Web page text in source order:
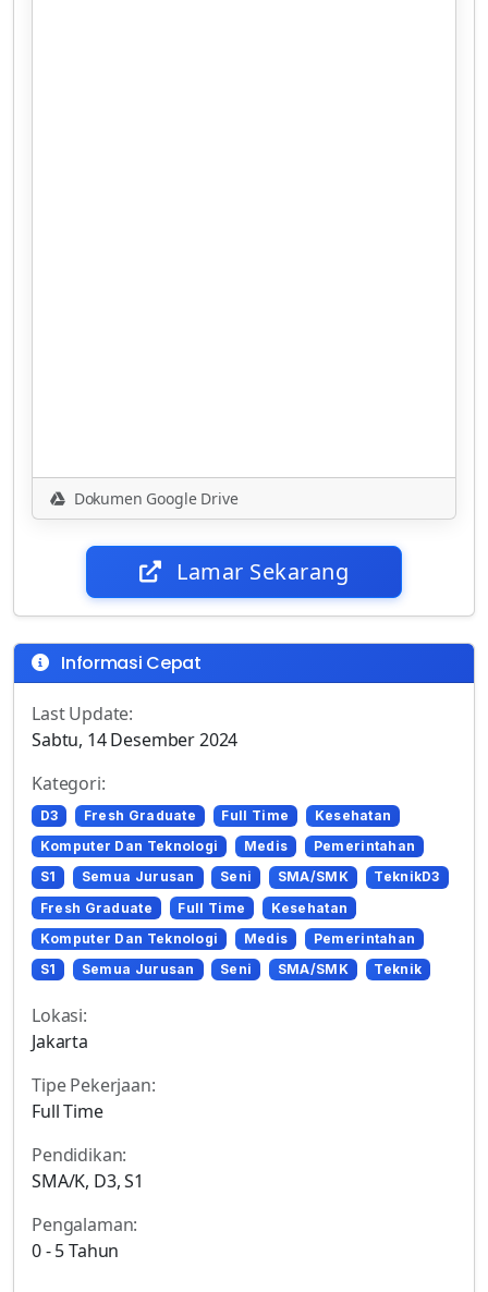
Dokumen Google Drive
Lamar Sekarang
Informasi Cepat
Last Update:
Sabtu, 14 Desember 2024
Kategori:
D3 Fresh Graduate Full Time
Kesehatan
Komputer Dan Teknologi
Medis
Pemerintahan
S1
Semua Jurusan Seni SMA/SMK
TeknikD3
Fresh Graduate
Full Time
Kesehatan
Komputer Dan Teknologi
Medis
Pemerintahan
S1
Semua Jurusan Seni SMA/SMK Teknik
Lokasi:
Jakarta
Tipe Pekerjaan:
Full Time
Pendidikan:
SMA/K, D3, S1
Pengalaman:
0 - 5 Tahun